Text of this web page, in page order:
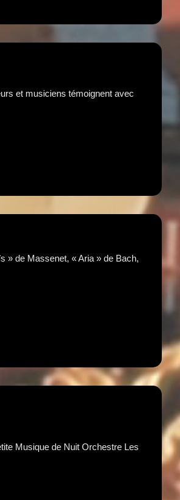
et musiciens témoignent avec
» de Massenet, « Aria » de Bach,
Musique de Nuit Orchestre Les